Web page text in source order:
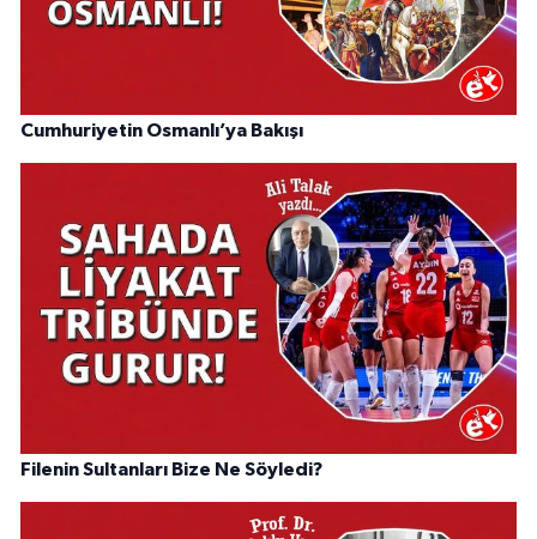
Cumhuriyetin Osmanlı’ya Bakışı
Filenin Sultanları Bize Ne Söyledi?